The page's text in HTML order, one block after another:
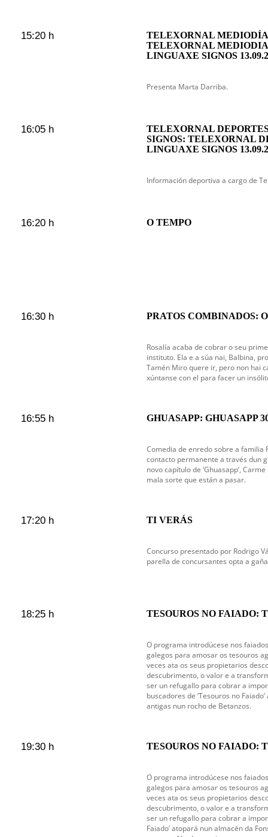
15:20 h
TELEXORNAL
TELEXORNAL
LINGUAXE SIGNOS
Presenta Marta Darriba.
16:05 h
TELEXORNAL
SIGNOS: TELEXORNAL
LINGUAXE SIGNOS
Información deportiva a cargo de
16:20 h O TEMPO
16:30 h PRATOS COMBINADOS:
Rosalía acaba de cobrar o seu
instituto. Ela e a súa nai, Balbina,
Tamén Miro quere ir, pero non hai
xúntanse con el para facer un
16:55 h GHUASAPP: GHUASAPP
Comedia de enredo sobre a familia
contacto permanente a través dun
novo capítulo de ‘Ghuasapp’,
mala sorte que están a pasar.
17:20 h TI VERÁS
Concurso presentado por Rodrigo
parella de concursantes opta a
18:25 h TESOUROS NO FAIADO:
O programa introdúcese nos
galegos para amosar os tesouros
veces ata os seus propietarios
descubrimento, o valor e a
ser un refugallo para cobrar a
buscadores de ‘Tesouros no
antigas nun rocho de Betanzos.
19:30 h TESOUROS NO FAIADO:
O programa introdúcese nos
galegos para amosar os tesouros
veces ata os seus propietarios
descubrimento, o valor e a
ser un refugallo para cobrar a
Faiado’ atopará nun almacén da